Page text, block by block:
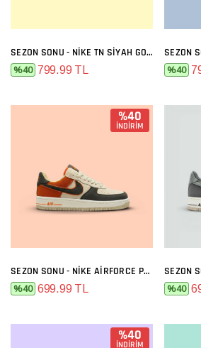
SEZON SONU - NIKE TN SIYAH GOLD
%40 799.99 TL %40
%40
İNDİRİM
SEZON SONU - NIKE AIRFORCE PREMIUM BEJ FÜME TURUNCU
%40 699.99 TL %40
%40
İNDİRİM